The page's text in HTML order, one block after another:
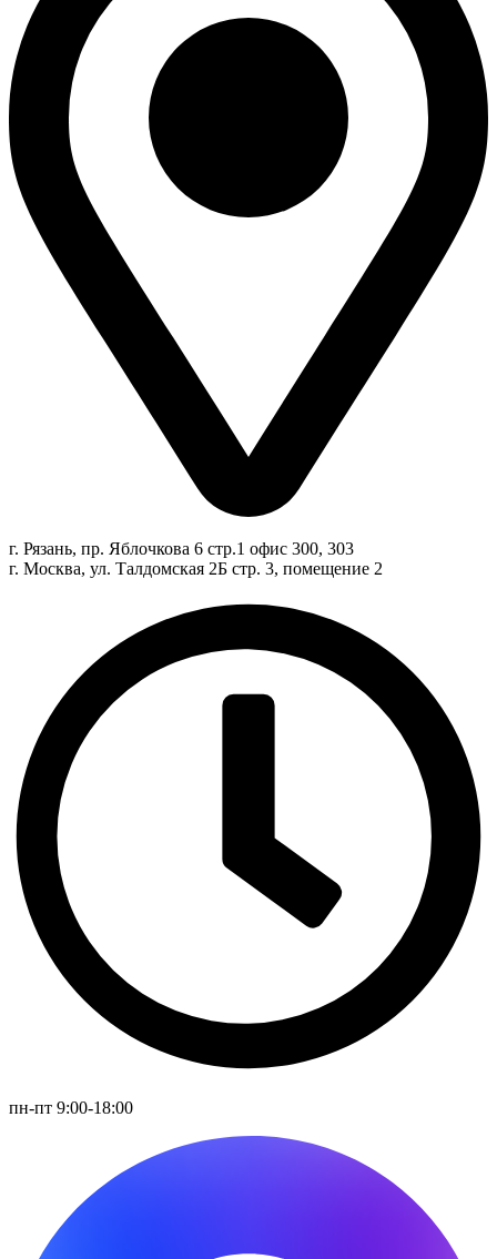
г. Рязань, пр. Яблочкова 6 стр.1 офис 300, 303
г. Москва, ул. Талдомская 2Б стр. 3, помещение 2
пн-пт 9:00-18:00